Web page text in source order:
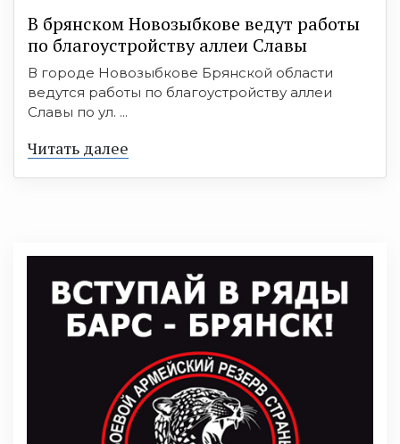
В брянском Новозыбкове ведут работы
по благоустройству аллеи Славы
В городе Новозыбкове Брянской области
ведутся работы по благоустройству аллеи
Славы по ул. ...
Читать далее